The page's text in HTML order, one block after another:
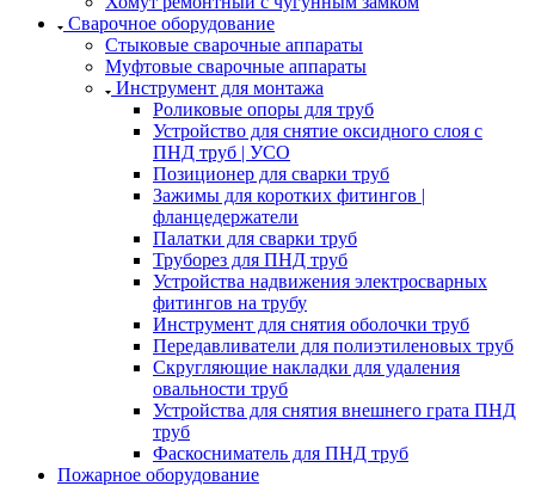
Сварочное оборудование
Стыковые сварочные аппараты
Муфтовые сварочные аппараты
Инструмент для монтажа
Роликовые опоры для труб
Устройство для снятие оксидного слоя с
ПНД труб | УСО
Позиционер для сварки труб
Зажимы для коротких фитингов |
фланцедержатели
Палатки для сварки труб
Труборез для ПНД труб
Устройства надвижения электросварных
фитингов на трубу
Инструмент для снятия оболочки труб
Передавливатели для полиэтиленовых труб
Скругляющие накладки для удаления
овальности труб
Устройства для снятия внешнего грата ПНД
труб
Фаскосниматель для ПНД труб
Пожарное оборудование